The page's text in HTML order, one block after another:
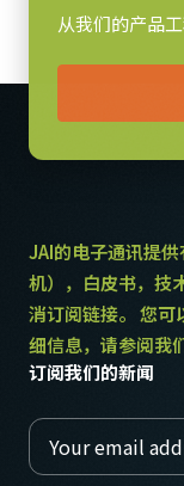
1/2 inch
像素尺寸 横x纵
快门方式
8.1 毫米
有效感光芯片尺寸 横x
6.4 x 4.8 mm
摄像机尺寸 高x宽x长
29 x 44 x 66 mm
重量
115 克
从我们的产品
JAI的电子通讯提
机），白皮书，技
消订阅链接。 您可
细信息，请参阅我
订阅我们的新闻